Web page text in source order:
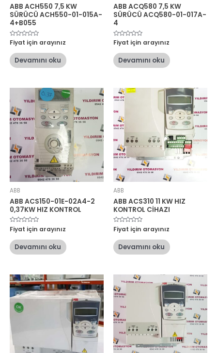
ABB ACH550 7,5 KW
SÜRÜCÜ ACH550-01-015A-
4+B055
5
üzerinden
oy
aldı
Fiyat için arayınız
Devamını oku
ABB ACQ580 7,5 KW
SÜRÜCÜ ACQ580-01-017A-
4
5
üzerinden
oy
aldı
Fiyat için arayınız
Devamını oku
ABB
ABB ACS150-01E-02A4-2
0,37KW HIZ KONTROL
5
üzerinden
oy
aldı
Fiyat için arayınız
Devamını oku
ABB
ABB ACS310 11 KW HIZ
KONTROL CİHAZI
5
üzerinden
oy
aldı
Fiyat için arayınız
Devamını oku